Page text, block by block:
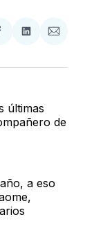
Compartir
LinkedIn
Compartir
Email
últimas
de
a eso